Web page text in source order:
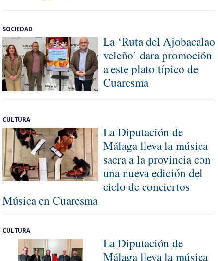
SOCIEDAD
La ‘Ruta del Ajobacalao
veleño’ dara promoción
a este plato típico de
Cuaresma
CULTURA
La Diputación de
Málaga lleva la música
sacra a la provincia con
una nueva edición del
ciclo de conciertos
Música en Cuaresma
CULTURA
La Diputación de
Málaga lleva la música